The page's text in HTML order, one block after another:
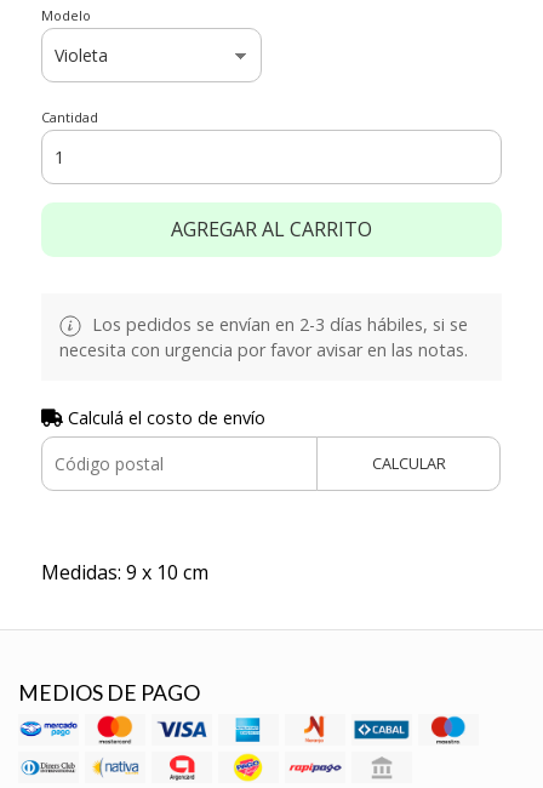
Modelo
Cantidad
AGREGAR AL CARRITO
Los pedidos se envían en 2-3 días hábiles, si se
necesita con urgencia por favor avisar en las notas.
Calculá el costo de envío
CALCULAR
Medidas: 9 x 10 cm
MEDIOS DE PAGO